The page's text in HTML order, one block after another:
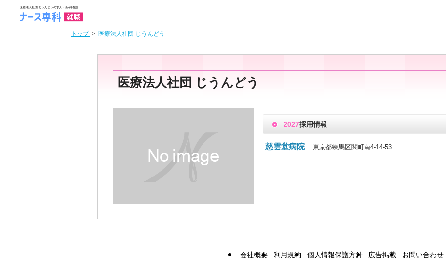
トップ > 医療法人社団 じうんどう
医療法人社団 じうんどう
2027採用情報
慈雲堂病院 東京都練馬区関町南4-14-53